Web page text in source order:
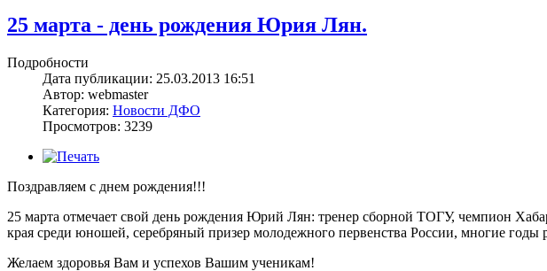
25 марта - день рождения Юрия Лян.
Подробности
Дата публикации: 25.03.2013 16:51
Автор: webmaster
Категория: Новости ДФО
Просмотров: 3239
Поздравляем с днем рождения!!!
25 марта отмечает свой день рождения Юрий Лян: тренер сборной ТОГУ, чемпион
края среди юношей, серебряный призер молодежного первенства России, многие
Желаем здоровья Вам и успехов Вашим ученикам!